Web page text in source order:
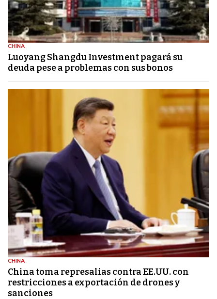
CHINA
Luoyang Shangdu Investment pagará su
deuda pese a problemas con sus bonos
CHINA
China toma represalias contra EE.UU. con
restricciones a exportación de drones y
sanciones